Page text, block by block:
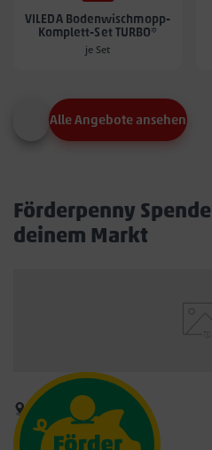
VILEDA Bodenwischmopp-
Komplett-Set TURBO*
je Set
Alle Angebote ansehen
Förderpenny
deinem Markt